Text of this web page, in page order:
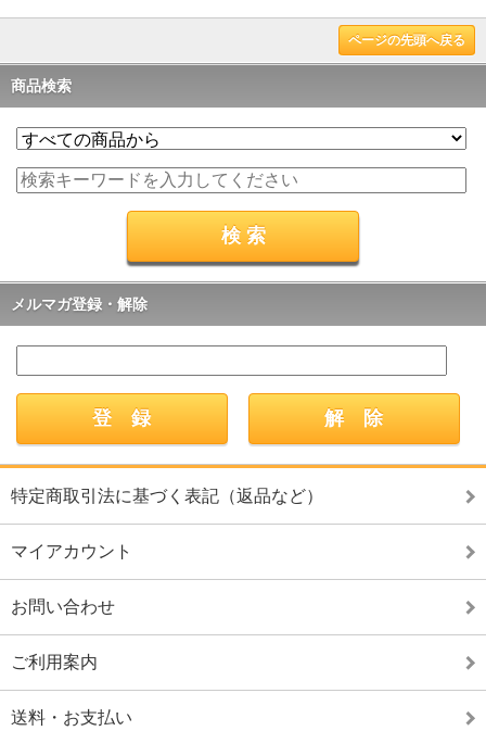
ページの先頭へ戻る
商品検索
メルマガ登録・解除
特定商取引法に基づく表記（返品など）
マイアカウント
お問い合わせ
ご利用案内
送料・お支払い